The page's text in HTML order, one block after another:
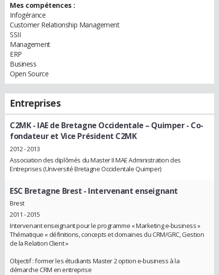
Mes compétences :
Infogérance
Customer Relationship Management
SSII
Management
ERP
Business
Open Source
Entreprises
C2MK - IAE de Bretagne Occidentale – Quimper- Co-
fondateur et Vice Président C2MK
2012 - 2013
Association des diplômés du Master II MAE Administration des
Entreprises (Université Bretagne Occidentale Quimper)
ESC Bretagne Brest - Intervenant enseignant
Brest
2011 - 2015
Intervenant enseignant pour le programme « Marketing e-business »
Thématique « définitions, concepts et domaines du CRM/GRC, Gestion
de la Relation Client »
Objectif : former les étudiants Master 2 option e-business à la
démarche CRM en entreprise